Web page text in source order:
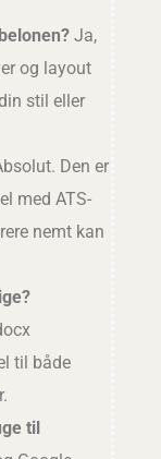
Ja,
og layout
stil eller
Den er
med ATS-
nemt kan
til både
til